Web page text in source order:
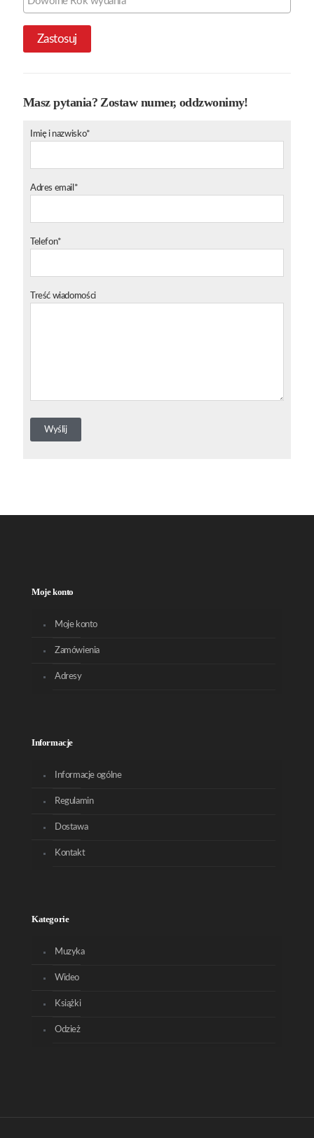
Zastosuj
Masz pytania? Zostaw numer, oddzwonimy!
Imię i nazwisko*
Adres email*
Telefon*
Treść wiadomości
Moje konto
Moje konto
Zamówienia
Adresy
Informacje
Informacje ogólne
Regulamin
Dostawa
Kontakt
Kategorie
Muzyka
Wideo
Książki
Odzież